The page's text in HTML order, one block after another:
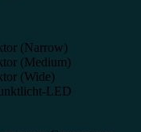
(Narrow)
(Medium)
(Wide)
LED